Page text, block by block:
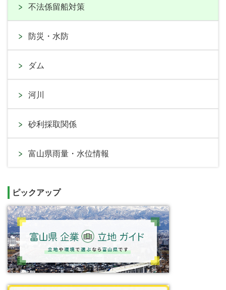
不法係留船対策
防災・水防
ダム
河川
砂利採取関係
富山県雨量・水位情報
ピックアップ